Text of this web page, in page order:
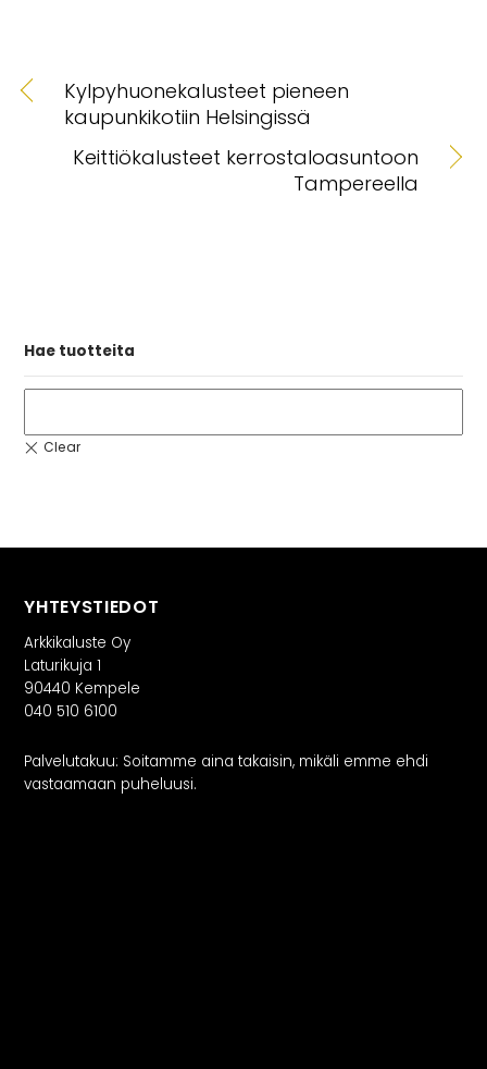
Kylpyhuonekalusteet pieneen
kaupunkikotiin Helsingissä
Keittiökalusteet kerrostaloasuntoon
Tampereella
Hae tuotteita
YHTEYSTIEDOT
Arkkikaluste Oy
Laturikuja 1
90440 Kempele
040 510 6100
Palvelutakuu: Soitamme aina takaisin, mikäli emme ehdi
vastaamaan puheluusi.